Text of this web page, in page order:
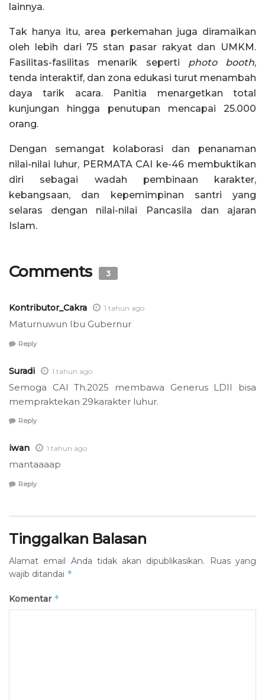
lainnya.
Tak hanya itu, area perkemahan juga diramaikan
oleh lebih dari 75 stan pasar rakyat dan UMKM.
Fasilitas-fasilitas menarik seperti photo booth,
tenda interaktif, dan zona edukasi turut menambah
daya tarik acara. Panitia menargetkan total
kunjungan hingga penutupan mencapai 25.000
orang.
Dengan semangat kolaborasi dan penanaman
nilai-nilai luhur, PERMATA CAI ke-46 membuktikan
diri sebagai wadah pembinaan karakter,
kebangsaan, dan kepemimpinan santri yang
selaras dengan nilai-nilai Pancasila dan ajaran
Islam.
Comments 3
Kontributor_Cakra 1 tahun ago
Maturnuwun Ibu Gubernur
Reply
Suradi 1 tahun ago
Semoga CAI Th.2025 membawa Generus LDII bisa
mempraktekan 29karakter luhur.
Reply
iwan 1 tahun ago
mantaaaap
Reply
Tinggalkan Balasan
Alamat email Anda tidak akan dipublikasikan.
Ruas yang
wajib ditandai *
Komentar *